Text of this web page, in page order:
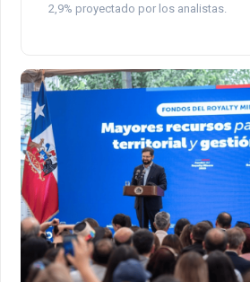
2,9% proyectado por los analistas.